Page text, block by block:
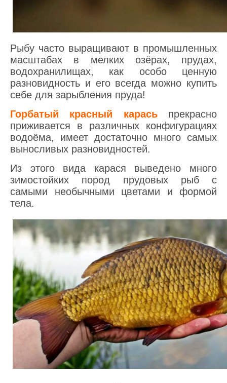
Рыбу часто выращивают в промышленных
масштабах в мелких озёрах, прудах,
водохранилищах, как особо ценную
разновидность и его всегда можно купить
себе для зарыбления пруда!
Горбатый красный карась прекрасно
приживается в различных конфигурациях
водоёма, имеет достаточно много самых
выносливых разновидностей.
Из этого вида карася выведено много
зимостойких пород прудовых рыб с
самыми необычными цветами и формой
тела.